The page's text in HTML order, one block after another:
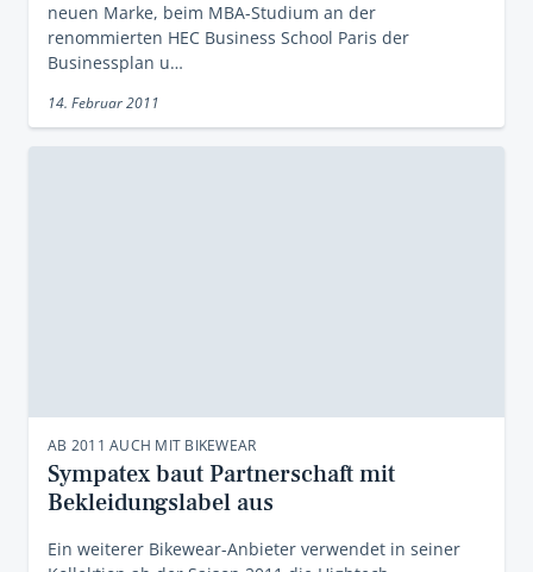
neuen Marke, beim MBA-Studium an der
renommierten HEC Business School Paris der
Businessplan u…
14. Februar 2011
AB 2011 AUCH MIT BIKEWEAR
Sympatex baut Partnerschaft mit
Bekleidungslabel aus
Ein weiterer Bikewear-Anbieter verwendet in seiner